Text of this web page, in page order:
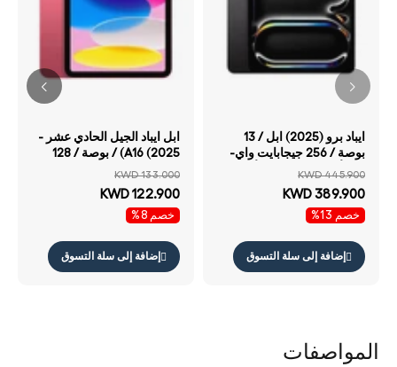
ايباد برو (2025) ابل / 13
بوصة / 256 جيجابايت واي-
KWD 445.900
KWD 389.900
خصم 13%
إضافة إلى سلة التسوق
ابل ايباد الجيل الحادي عشر -
A16 (2025) / بوصة / 128
جيجابايت / واي فاي / واي
KWD 133.000
KWD 122.900
خصم 8%
إضافة إلى سلة التسوق
المواصفات